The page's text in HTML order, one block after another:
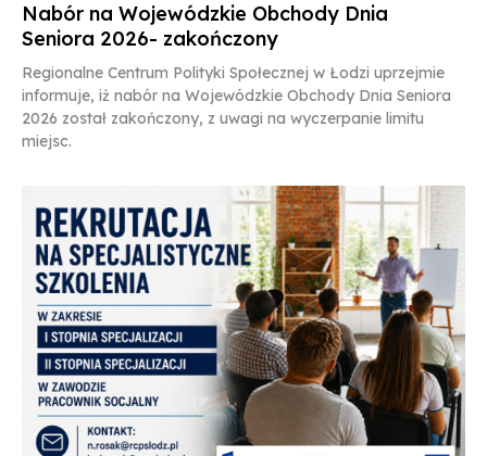
Nabór na Wojewódzkie Obchody Dnia
Seniora 2026- zakończony
Regionalne Centrum Polityki Społecznej w Łodzi uprzejmie
informuje, iż nabór na Wojewódzkie Obchody Dnia Seniora
2026 został zakończony, z uwagi na wyczerpanie limitu
miejsc.